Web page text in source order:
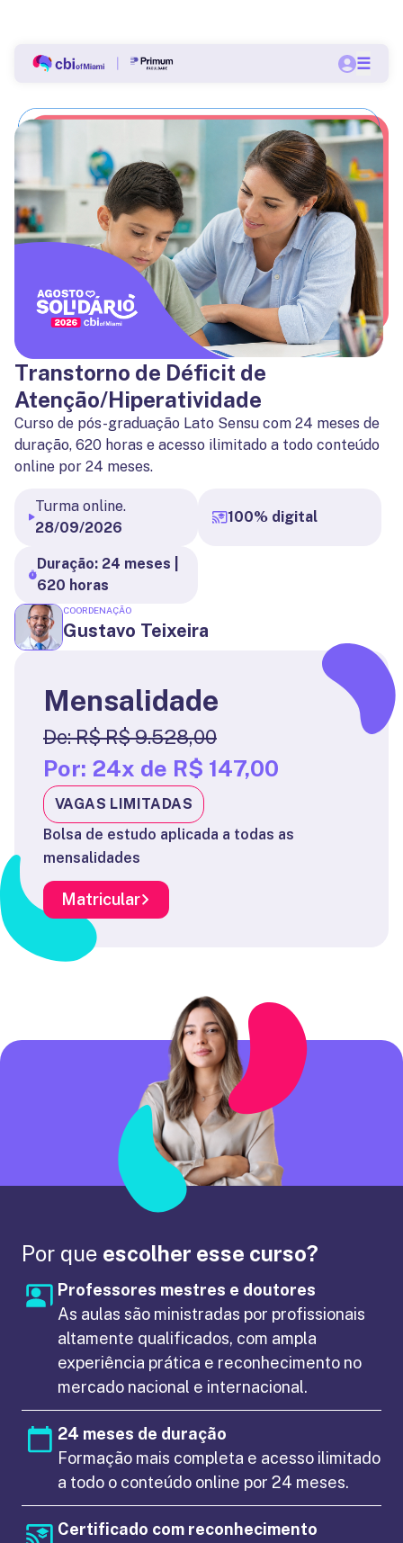
Bolsas a partir de 60% nas pós-graduações do CBI.
☰
Transtorno de Déficit de
Atenção/Hiperatividade
Curso de pós-graduação Lato Sensu com 24 meses de
duração, 620 horas e acesso ilimitado a todo conteúdo
online por 24 meses.
Turma online.
28/09/2026
100% digital
Duração: 24 meses |
620 horas
COORDENAÇÃO
Gustavo Teixeira
Mensalidade
De:R$ R$ 9.528,00
Por: 24x de R$ 147,00
VAGAS LIMITADAS
Bolsa de estudo aplicada a todas as
mensalidades
Matricular
Por que escolher esse curso?
Professores mestres e doutores
As aulas são ministradas por profissionais
altamente qualificados, com ampla
experiência prática e reconhecimento no
mercado nacional e internacional.
24 meses de duração
Formação mais completa e acesso ilimitado
a todo o conteúdo online por 24 meses.
Certificado com reconhecimento